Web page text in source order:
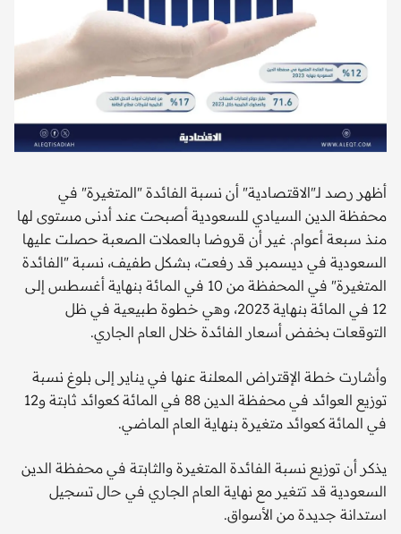
أظهر رصد لـ"الاقتصادية" أن نسبة الفائدة "المتغيرة" في
محفظة الدين السيادي للسعودية أصبحت عند أدنى مستوى لها
منذ سبعة أعوام. غير أن قروضا بالعملات الصعبة حصلت عليها
السعودية في ديسمبر قد رفعت، بشكل طفيف، نسبة "الفائدة
المتغيرة" في المحفظة من 10 في المائة بنهاية أغسطس إلى
12 في المائة بنهاية 2023، وهي خطوة طبيعية في ظل
التوقعات بخفض أسعار الفائدة خلال العام الجاري.
وأشارت خطة الإقتراض المعلنة عنها في يناير إلى بلوغ نسبة
توزيع العوائد في محفظة الدين 88 في المائة كعوائد ثابتة و12
في المائة كعوائد متغيرة بنهاية العام الماضي.
يذكر أن توزيع نسبة الفائدة المتغيرة والثابتة في محفظة الدين
السعودية قد تتغير مع نهاية العام الجاري في حال تسجيل
استدانة جديدة من الأسواق.